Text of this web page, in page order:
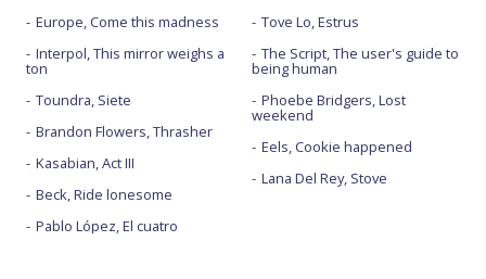
Europe, Come this madness
Interpol, This mirror weighs a
ton
Toundra, Siete
Brandon Flowers, Thrasher
Kasabian, Act III
Beck, Ride lonesome
Pablo López, El cuatro
Tove Lo, Estrus
The Script, The user's guide to
being human
Phoebe Bridgers, Lost
weekend
Eels, Cookie happened
Lana Del Rey, Stove